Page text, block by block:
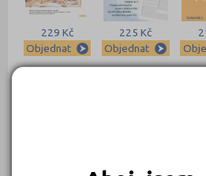
229 Kč
Objednat
225 Kč
Objednat
169 Kč